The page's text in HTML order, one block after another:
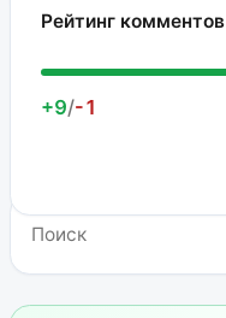
Рейтинг комментов
+9/-1